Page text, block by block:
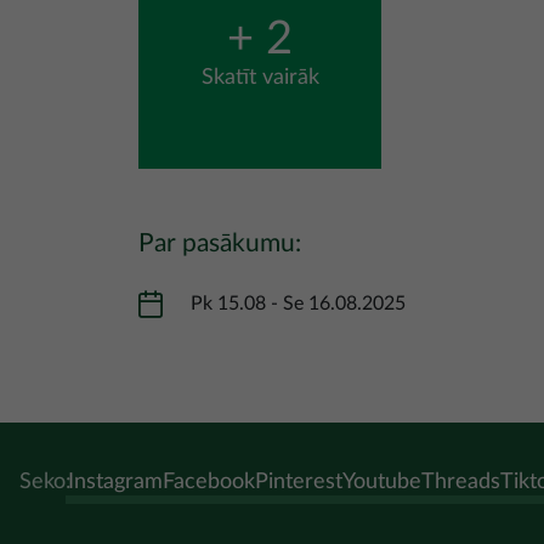
+ 2
Skatīt vairāk
Par pasākumu:
Pk 15.08 - Se 16.08.2025
Seko:Instagram FacebookPinterestYoutubeThreads